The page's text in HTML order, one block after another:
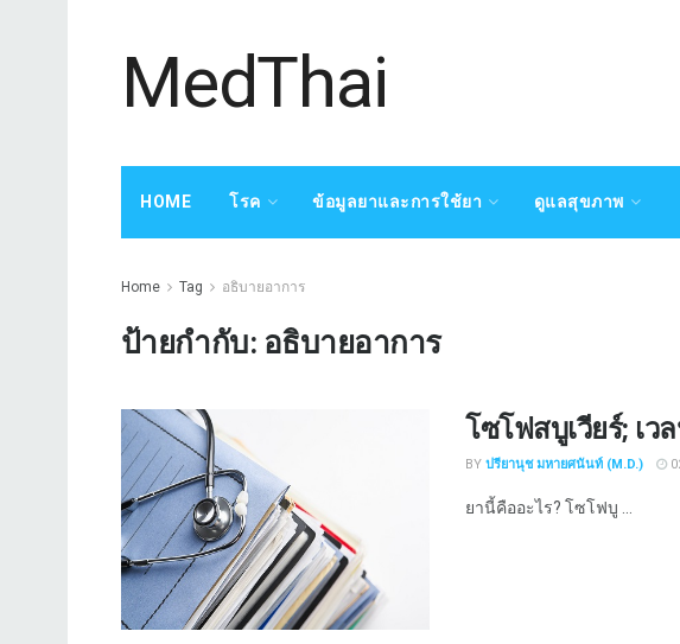
MedThai
HOME โรค ข้อมูลยาและการใช้ยา ดูแลสุขภาพ
Home Tag อธิบายอาการ
ป้ายกำกับ: อธิบายอาการ
โซโฟสบูเวียร์; เว
BY ปรียานุช มหายศนันท์ (M.D.)
ยานี้คืออะไร? โซโฟบู ...